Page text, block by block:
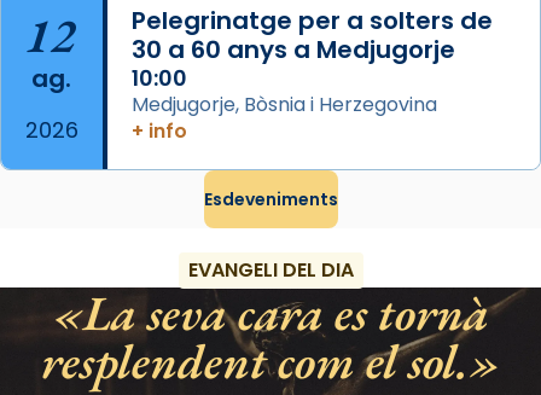
Regnes castellans i més tard de tota
Espanya.
El seu sepulcre a Compostela fou un gran
centre de peregrinacions medievals de tot
«A Raïms de Sant Jaume, raïms aigualits;
raïms de setembre te'n llepes els dits»,
segons una dita popular.
Photo
View on Facebook · Share
12
ag.
2026
Pelegrinatge per a solters de
30 a 60 anys a Medjugorje
10:00
Medjugorje, Bòsnia i Herzegovina
+ info
Esdeveniments
EVANGELI DEL DIA
La seva cara es tornà
resplendent com el sol.